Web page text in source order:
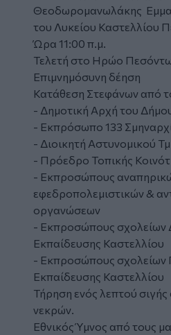
Θεοδωρομανωλάκης
του Λυκείου Καστελλίου
Ώρα 11:00 π.μ.
Τελετή στο Ηρώο
Επιμνημόσυνη δέηση
Κατάθεση Στεφάνων από
- Δημοτική Αρχή του
- Εκπρόσωπο 133
- Διοικητή Αστυνομικού
- Πρόεδρο Τοπικής
- Εκπροσώπους
εφεδροπολεμιστικών &
οργανώσεων
- Εκπροσώπους σχολείων
Εκπαίδευσης Καστελλίου
- Εκπροσώπους σχολείων
Εκπαίδευσης Καστελλίου
Τήρηση ενός λεπτού
νεκρών.
Εθνικός Ύμνος από τους